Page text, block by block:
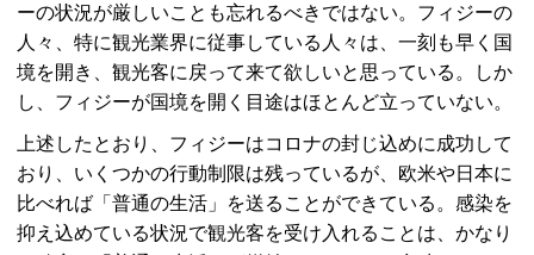
ーの状況が厳しいことも忘れるべきではない。フィジーの
人々、特に観光業界に従事している人々は、一刻も早く国
境を開き、観光客に戻って来て欲しいと思っている。しか
し、フィジーが国境を開く目途はほとんど立っていない。
上述したとおり、フィジーはコロナの封じ込めに成功して
おり、いくつかの行動制限は残っているが、欧米や日本に
比べれば「普通の生活」を送ることができている。感染を
抑え込めている状況で観光客を受け入れることは、かなり